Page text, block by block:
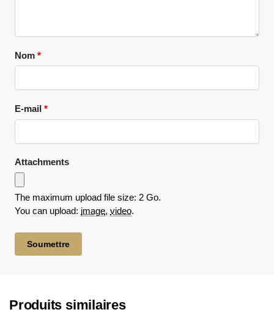
Nom *
E-mail *
Attachments
The maximum upload file size: 2 Go.
You can upload: image, video.
Produits similaires